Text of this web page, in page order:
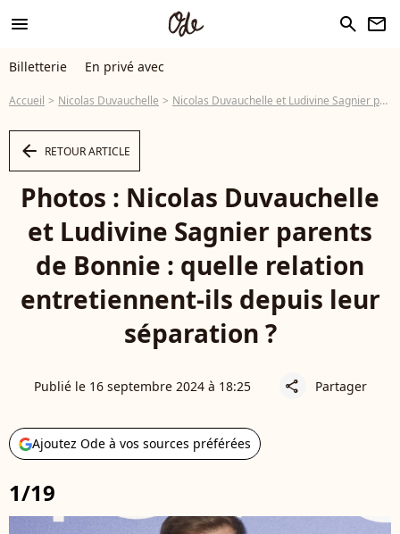
menu search newsletter
Billetterie En privé avec
Accueil Nicolas Duvauchelle Nicolas Duvauchelle et Ludivine Sagnier parents de Bonnie : quelle relation entretiennent-ils depuis leur séparation ?
arrow_left RETOUR ARTICLE
Photos : Nicolas Duvauchelle
et Ludivine Sagnier parents
de Bonnie : quelle relation
entretiennent-ils depuis leur
séparation ?
Publié le 16 septembre 2024 à 18:25 share Partager
Ajoutez Ode à vos sources préférées
1/19